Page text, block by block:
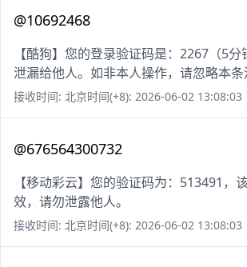
@10692468
【酷狗】您的登录验证码是：2267（5
泄漏给他人。如非本人操作，请忽略本条
接收时间: 北京时间(+8): 2026-06-02 13:08:03
@676564300732
【移动彩云】您的验证码为：513491，
效，请勿泄露他人。
接收时间: 北京时间(+8): 2026-06-02 13:08:03